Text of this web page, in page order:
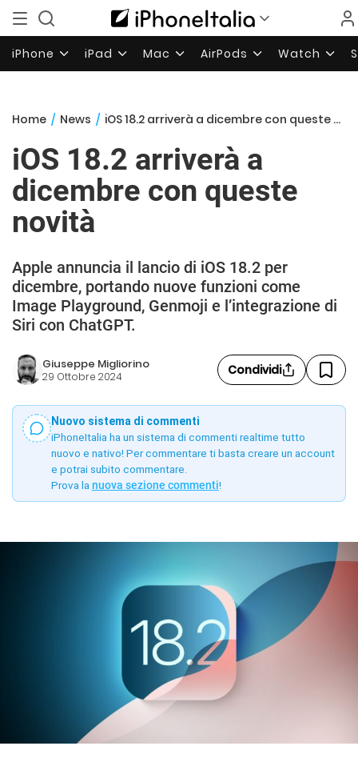
iPhone iPad Mac AirPods Watch
Home / News / iOS 18.2 arriverà a dicembre con queste novità
iOS 18.2 arriverà a
dicembre con queste
novità
Apple annuncia il lancio di iOS 18.2 per
dicembre, portando nuove funzioni come
Image Playground, Genmoji e l’integrazione di
Siri con ChatGPT.
Giuseppe Migliorino
29 Ottobre 2024 Condividi
Nuovo sistema di commenti
iPhoneItalia ha un sistema di commenti realtime tutto
nuovo e nativo! Per commentare ti basta creare un account
e potrai subito commentare.
Prova la nuova sezione commenti!